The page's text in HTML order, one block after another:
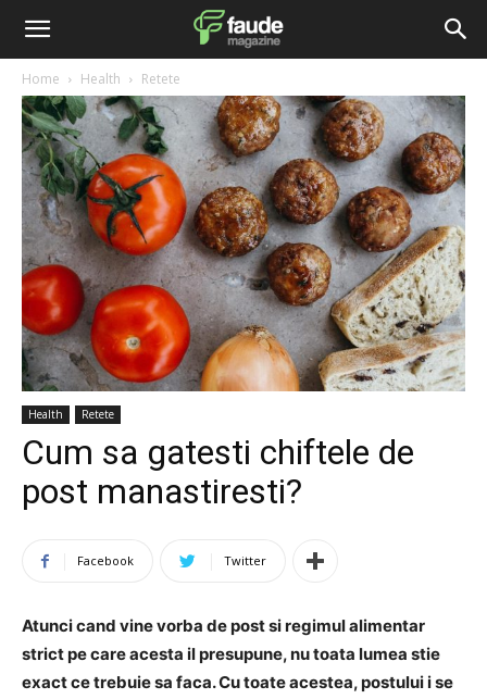
Home Health Retete
Health Retete
Cum sa gatesti chiftele de
post manastiresti?
Facebook Twitter
Atunci cand vine vorba de post si regimul alimentar
strict pe care acesta il presupune, nu toata lumea stie
exact ce trebuie sa faca. Cu toate acestea, postului i se